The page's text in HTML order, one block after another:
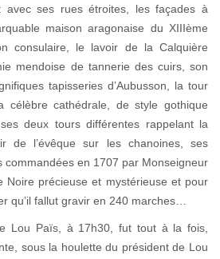
avec ses rues étroites, les façades à
maison aragonaise du XIIIème
consulaire, le lavoir de la Calquière
mendoise de tannerie des cuirs, son
tapisseries d’Aubusson, la tour
célèbre cathédrale, de style gothique
deux tours différentes rappelant la
de l’évêque sur les chanoines, ses
commandées en 1707 par Monseigneur
Noire précieuse et mystérieuse et pour
qu’il fallut gravir en 240 marches…
Lou Païs, à 17h30, fut tout à la fois,
sous la houlette du président de Lou